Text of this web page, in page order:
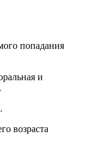
попадания
и
возраста